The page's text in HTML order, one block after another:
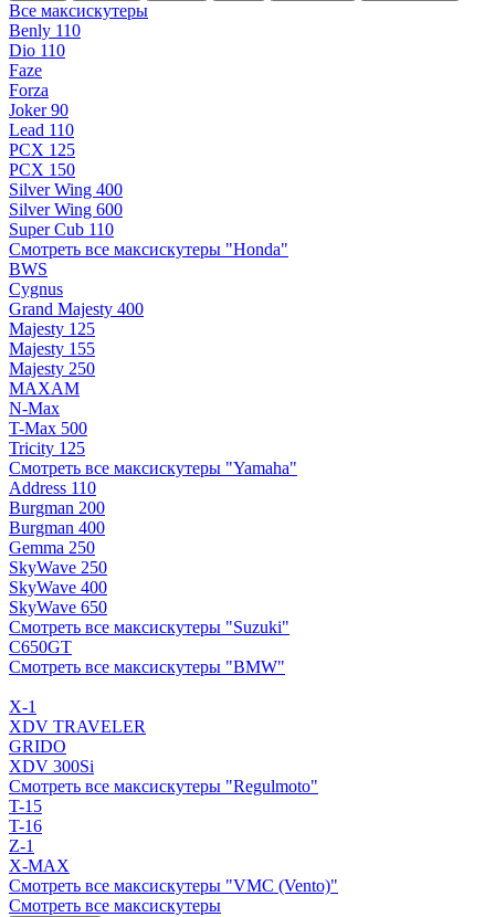
Все максискутеры
Benly 110
Dio 110
Faze
Forza
Joker 90
Lead 110
PCX 125
PCX 150
Silver Wing 400
Silver Wing 600
Super Cub 110
Смотреть все максискутеры "Honda"
BWS
Cygnus
Grand Majesty 400
Majesty 125
Majesty 155
Majesty 250
MAXAM
N-Max
T-Max 500
Tricity 125
Смотреть все максискутеры "Yamaha"
Address 110
Burgman 200
Burgman 400
Gemma 250
SkyWave 250
SkyWave 400
SkyWave 650
Смотреть все максискутеры "Suzuki"
C650GT
Смотреть все максискутеры "BMW"
X-1
XDV TRAVELER
GRIDO
XDV 300Si
Смотреть все максискутеры "Regulmoto"
T-15
T-16
Z-1
X-MAX
Смотреть все максискутеры "VMC (Vento)"
Смотреть все максискутеры